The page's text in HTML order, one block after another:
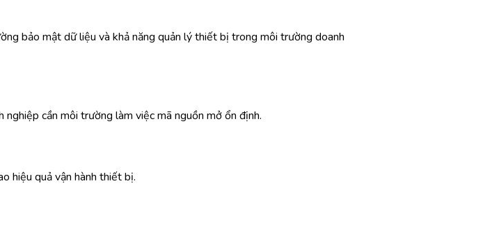
bảo mật dữ liệu và khả năng quản lý thiết bị trong môi trường doanh
cần môi trường làm việc mã nguồn mở ổn định.
hiệu quả vận hành thiết bị.